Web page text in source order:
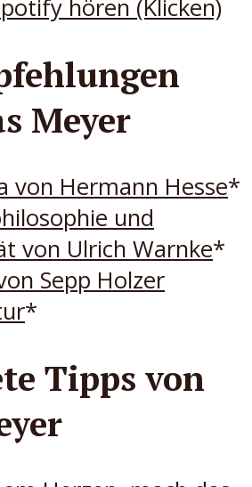
hören (Klicken)
Meyer
von Hermann Hesse*
und
von Ulrich Warnke*
Sepp Holzer
*
Tipps von